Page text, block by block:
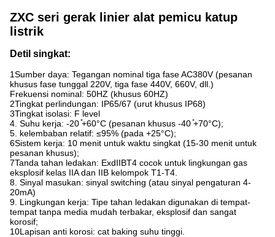
ZXC seri gerak linier alat pemicu katup
listrik
Detil singkat:
1Sumber daya: Tegangan nominal tiga fase AC380V (pesanan
khusus fase tunggal 220V, tiga fase 440V, 660V, dll.)
Frekuensi nominal: 50HZ (khusus 60HZ)
2Tingkat perlindungan: IP65/67 (urut khusus IP68)
3Tingkat isolasi: F level
4. Suhu kerja: -20 ̊+60°C (pesanan khusus -40 ̊+70°C);
5. kelembaban relatif: ≤95% (pada +25°C);
6Sistem kerja: 10 menit untuk waktu singkat (15-30 menit untuk
pesanan khusus);
7Tanda tahan ledakan: ExdIIBT4 cocok untuk lingkungan gas
eksplosif kelas IIA dan IIB kelompok T1-T4.
8. Sinyal masukan: sinyal switching (atau sinyal pengaturan 4-
20mA)
9. Lingkungan kerja: Tipe tahan ledakan digunakan di tempat-
tempat tanpa media mudah terbakar, eksplosif dan sangat
korosif;
10Lapisan anti korosi: cat baking suhu tinggi.